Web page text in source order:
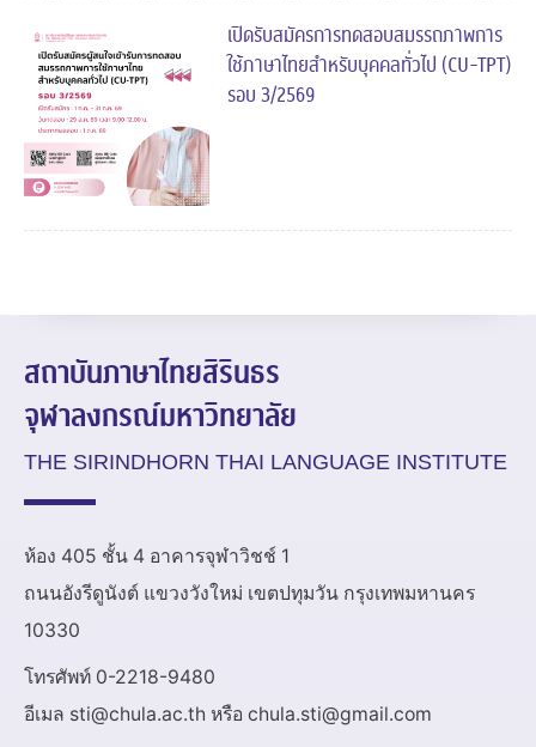
เปิดรับสมัครการทดสอบสมรรถภาพการ
ใช้ภาษาไทยสำหรับบุคคลทั่วไป (CU-TPT)
รอบ 3/2569
สถาบันภาษาไทยสิรินธร
จุฬาลงกรณ์มหาวิทยาลัย
THE SIRINDHORN THAI LANGUAGE INSTITUTE
ห้อง 405 ชั้น 4 อาคารจุฬาวิชช์ 1
ถนนอังรีดูนังต์ แขวงวังใหม่ เขตปทุมวัน กรุงเทพมหานคร
10330
โทรศัพท์ 0-2218-9480
อีเมล sti@chula.ac.th หรือ chula.sti@gmail.com